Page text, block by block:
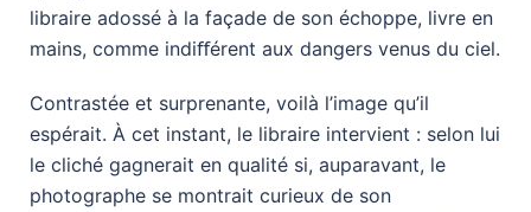
libraire adossé à la façade de son échoppe, livre en
mains, comme indiﬀérent aux dangers venus du ciel.
Contrastée et surprenante, voilà l’image qu’il
espérait. À cet instant, le libraire intervient : selon lui
le cliché gagnerait en qualité si, auparavant, le
photographe se montrait curieux de son